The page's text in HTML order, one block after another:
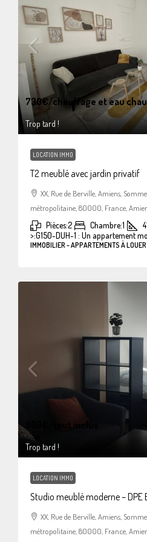
730€/chauffage et eau
Trop tard !
LOCATION IMMO
T2 meublé avec jardin privatif
XX, Rue de Berville, Amiens,
métropolitaine, 80000, France,
Pièces:2 Chambre:1
>:G150-DUH-1 : Un appartement
IMMOBILIER - APPARTEMENTS À LOUER
/tout inclus
Trop tard !
LOCATION IMMO
Studio meublé moderne – DPE
XX, Rue de Berville, Amiens,
métropolitaine, 80000, France,